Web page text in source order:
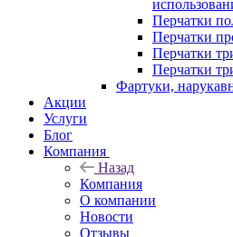
Перчатки
Перчатки
Перчатки
Перчатки
Фартуки,
Акции
Услуги
Блог
Компания
Назад
Компания
О компании
Новости
Отзывы